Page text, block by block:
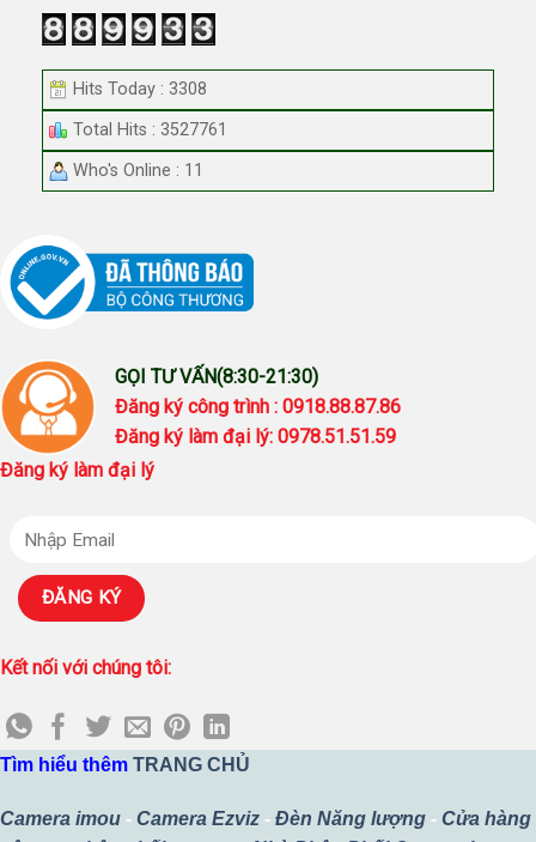
Hits Today : 3308
Total Hits : 3527761
Who's Online : 11
GỌI TƯ VẤN(8:30-21:30)
Đăng ký công trình : 0918.88.87.86
Đăng ký làm đại lý: 0978.51.51.59
Đăng ký làm đại lý
Kết nối với chúng tôi:
Tìm hiểu thêm TRANG CHỦ
Camera imou - Camera Ezviz - Đèn Năng lượng - Cửa hàng